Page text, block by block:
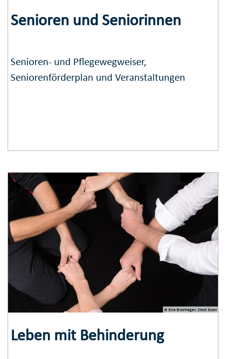
Senioren und Seniorinnen
Senioren- und Pflegewegweiser,
Seniorenförderplan und Veranstaltungen
© Elke Brochhagen, Stadt Essen
Leben mit Behinderung